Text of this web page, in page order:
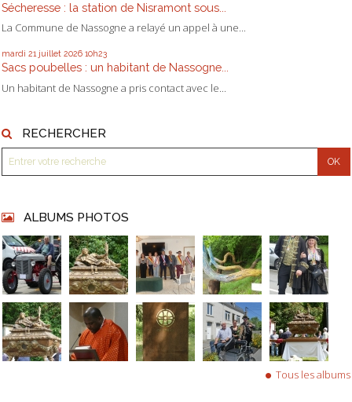
Sécheresse : la station de Nisramont sous...
La Commune de Nassogne a relayé un appel à une...
mardi 21 juillet 2026 10h23
Sacs poubelles : un habitant de Nassogne...
Un habitant de Nassogne a pris contact avec le...
RECHERCHER
ALBUMS PHOTOS
Tous les albums